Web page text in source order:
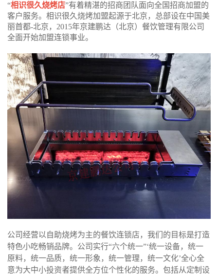
“相识很久烧烤店”有着精湛的招商团队面向全国招商加盟的
客户服务。相识很久烧烤加盟起源于北京，总部设在中国美
丽首都-北京，2015年京建鹏达（北京）餐饮管理有限公司
全面开始加盟连锁事业。
公司经营以自助烧烤为主的餐饮连锁店，我们的目标是打造
特色小吃畅销品牌。公司实行“六个统一”‘统一设备，统一
原料，统一品质，统一形象，统一管理，统一文化’全心全
意为大中小投资者提供全方位个性化的服务。包括从定制设